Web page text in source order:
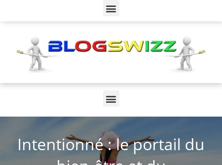
Intentionné : le portail du